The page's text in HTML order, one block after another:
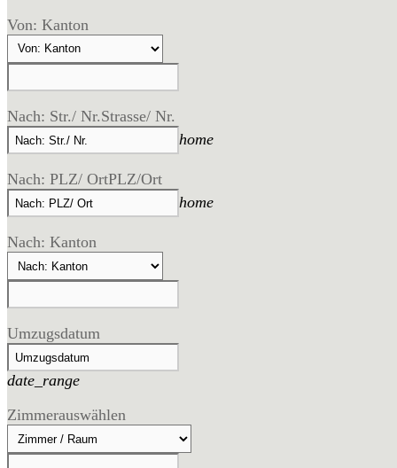
Von: Kanton
Nach: Str./ Nr.Strasse/ Nr.
home
Nach: PLZ/ OrtPLZ/Ort
home
Nach: Kanton
Umzugsdatum
date_range
Zimmerauswählen